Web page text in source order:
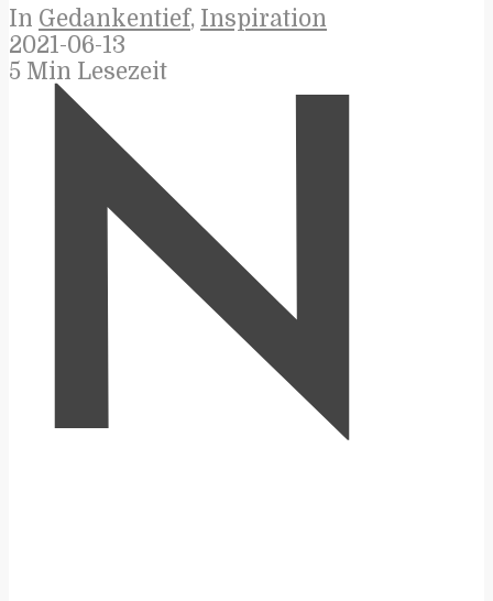
In Gedankentief, Inspiration
2021-06-13
5 Min Lesezeit
N